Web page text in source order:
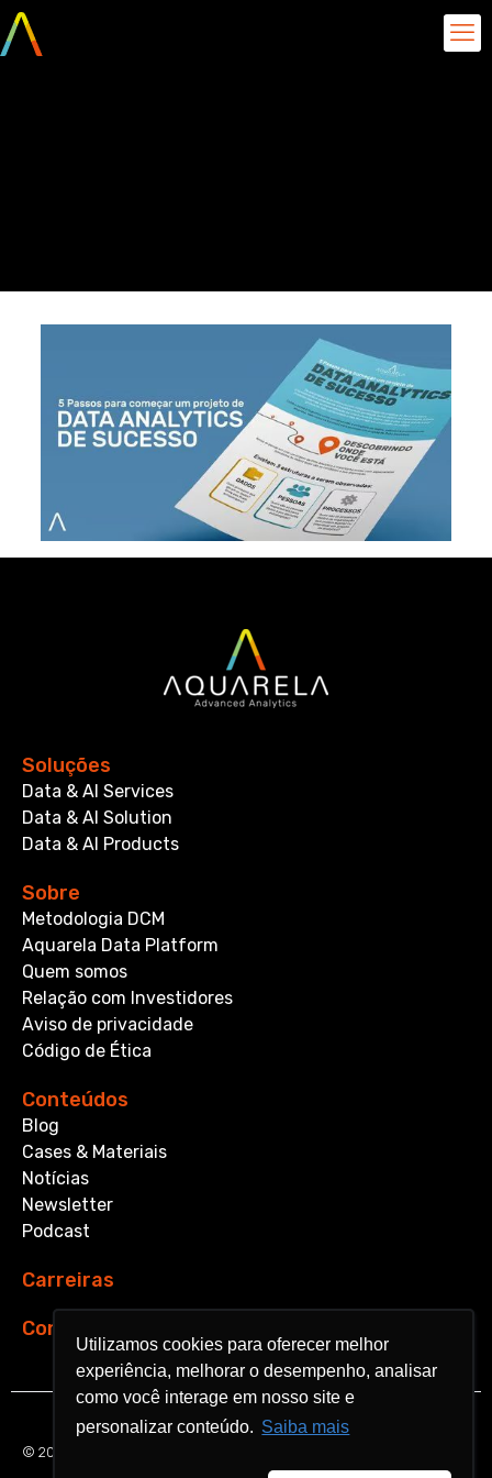
Utilizamos cookies para oferecer melhor
experiência, melhorar o desempenho, analisar
como você interage em nosso site e
personalizar conteúdo. Saiba mais
Utilizamos cookies para oferecer melhor
experiência, melhorar o desempenho, analisar
como você interage em nosso site e
personalizar conteúdo. Saiba mais
Soluções
Data & AI Services
Data & AI Solution
Data & AI Products
Sobre
Metodologia DCM
Aquarela Data Platform
Quem somos
Relação com Investidores
Aviso de privacidade
Código de Ética
Conteúdos
Blog
Cases & Materiais
Notícias
Newsletter
Podcast
Carreiras
Contato
© 2026 Aquarela Analytics. All rights reserved.